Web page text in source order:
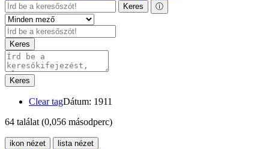
Keres ⓘ
Keres
Keres
Clear tagDátum: 1911
64 találat (0,056 másodperc)
ikon nézet lista nézet